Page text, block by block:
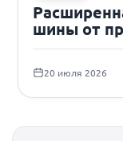
шины от
20 июля 2026